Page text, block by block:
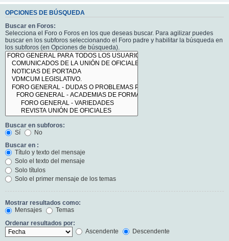
OPCIONES DE BÚSQUEDA
Buscar en Foros:
Selecciona el Foro o Foros en los que deseas buscar. Para agilizar puedes
buscar en los subforos seleccionando el Foro padre y habilitar la búsqueda en
los subforos (en Opciones de búsqueda).
Buscar en subforos:
Sí
No
Buscar en :
Título y texto del mensaje
Solo el texto del mensaje
Solo títulos
Solo el primer mensaje de los temas
Mostrar resultados como:
Mensajes
Temas
Ordenar resultados por:
Ascendente
Descendente